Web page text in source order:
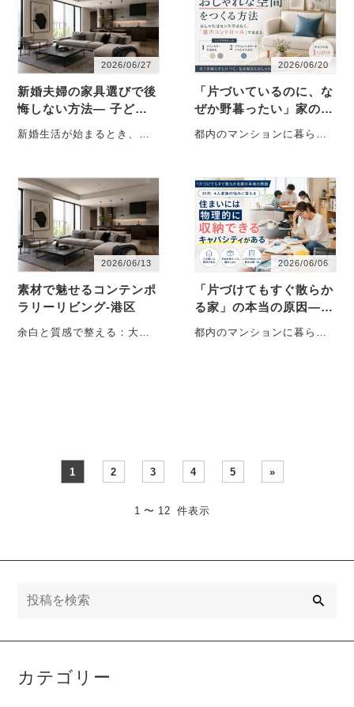
2026/06/27
新婚夫婦の家具選びで後
悔しない方法― 子ども
ができても“買い替えな
い”一生モノの考え方 ―
新婚生活が始まるとき、多
ァ、ダイニングテー・・・
2026/06/20
「片づいているのに、な
ぜか野暮ったい」家の正
体―“おしゃれ”はセンス
ではなく量で決まる
都内のマンションに暮らすB
です。数年前・・・
2026/06/13
素材で魅せるコンテンポ
ラリーリビング-港区
余白と質感で整える：大人
2026/06/06
「片づけてもすぐ散らか
る家」の本当の原因―30
代・子育て家庭が陥
る“収納の落とし穴”
都内のマンションに暮らすA
1 2 3 4 5 »
1 〜 12 件表示
カテゴリー